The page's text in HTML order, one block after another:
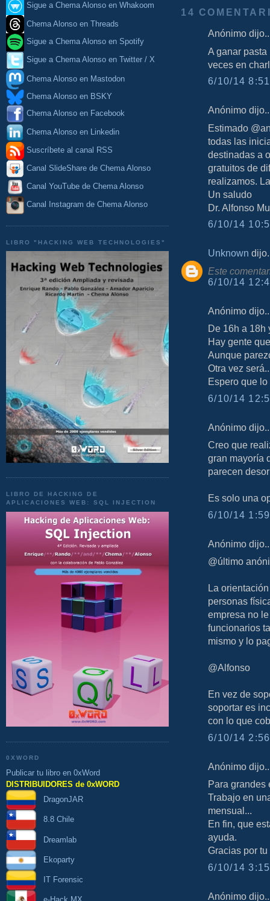
Sigue a Chema Alonso en Whakoom
Chema Alonso en Threads
Sigue a Chema Alonso en Spotify
Sigue a Chema Alonso en Twitter / X
Chema Alonso en Mastodon
Chema Alonso en BSKY
Chema Alonso en Facebook
Chema Alonso en Linkedin
Suscríbete al canal RSS
Canal SlideShare de Chema Alonso
Canal YouTube de Chema Alonso
Canal Instagram de Chema Alonso
LIBRO "HACKING WEB TECHNOLOGIES"
LIBRO DE HACKING DE
APLICACIONES WEB: SQL INJECTION
0XWORD
Publicar tu libro en 0xWord
DISTRIBUIDORES de 0xWORD
DragonJAR
8.8 Chile
Dreamlab
Ekoparty
IT Forensic
14
Anónimo
A ganar
veces en
6/10/14
Anónimo
Estimado
todas las
destinadas a
gratuitos de
realizamos.
Un saludo
Dr. Alfonso
6/10/14
Unknown
Este
6/10/14
Anónimo
De 16h a 18h
Hay gente
Aunque
Otra vez
Espero que
6/10/14
Anónimo
Creo que
gran mayoría
parecen
Es solo una
6/10/14
Anónimo
@último
La
personas
empresa no
funcionarios
mismo y lo
@Alfonso
En vez de
soportar es
con lo que
6/10/14
Anónimo
Para grandes
Trabajo en
mensual...
En fin, que
ayuda.
Gracias por
6/10/14
Anónimo